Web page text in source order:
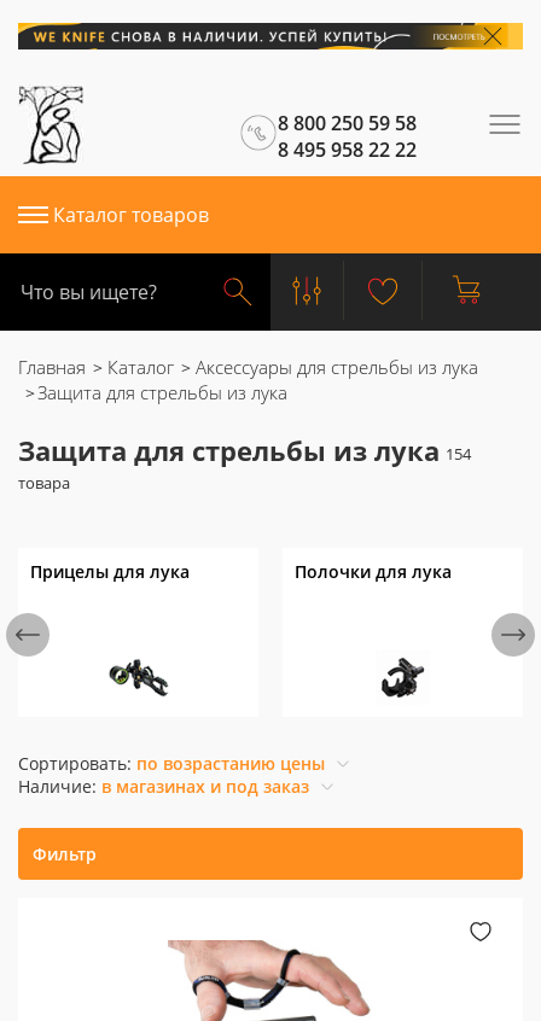
8 800 250 59 58
8 495 958 22 22
Каталог товаров
Главная Каталог
Аксессуары для стрельбы из лука
Защита для стрельбы из лука
Защита для стрельбы из лука
Прицелы для лука Полочки для лука
Сортировать: по возрастанию цены
Наличие: в магазинах и под заказ
Фильтр